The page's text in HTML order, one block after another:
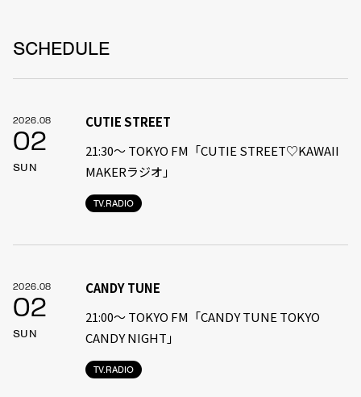
SCHEDULE
2026.08
02
SUN
TV.RADIO
CUTIE STREET
21:30〜 TOKYO FM「CUTIE STREET♡KAWAII
MAKERラジオ」
2026.08
02
SUN
TV.RADIO
CANDY TUNE
21:00〜 TOKYO FM「CANDY TUNE TOKYO
CANDY NIGHT」